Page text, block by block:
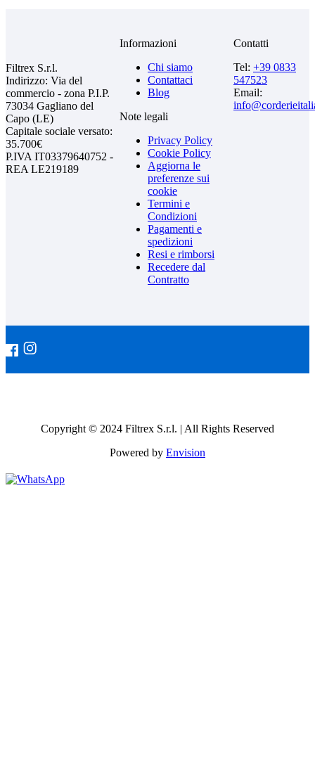
Filtrex S.r.l.
Indirizzo: Via del
commercio - zona P.I.P.
73034 Gagliano del
Capo (LE)
Capitale sociale versato:
35.700€
P.IVA IT03379640752 -
REA LE219189
Informazioni
Chi siamo
Contattaci
Blog
Note legali
Privacy Policy
Cookie Policy
Aggiorna le
preferenze sui
cookie
Termini e
Condizioni
Pagamenti e
spedizioni
Resi e rimborsi
Recedere dal
Contratto
Contatti
Tel: +39 0833
547523
Email:
Copyright © 2024 Filtrex S.r.l. | All Rights Reserved
Powered by Envision